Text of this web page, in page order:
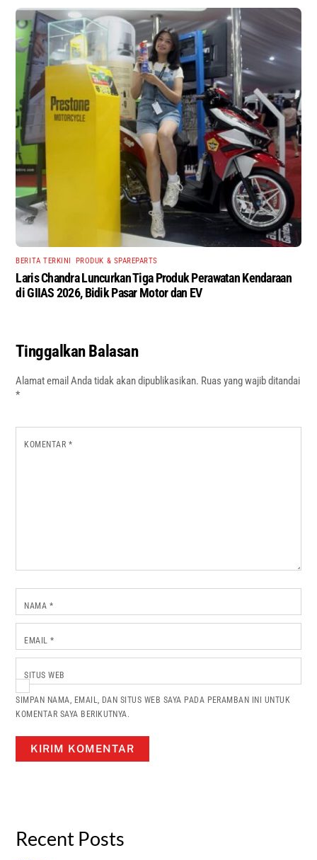
BERITA TERKINI PRODUK & SPAREPARTS
Laris Chandra Luncurkan Tiga Produk Perawatan Kendaraan
di GIIAS 2026, Bidik Pasar Motor dan EV
Tinggalkan Balasan
Alamat email Anda tidak akan dipublikasikan. Ruas yang wajib ditandai
*
KOMENTAR *
NAMA *
EMAIL*
SITUS WEB
SIMPAN NAMA, EMAIL, DAN SITUS WEB SAYA PADA PERAMBAN INI UNTUK
KOMENTAR SAYA BERIKUTNYA.
Recent Posts